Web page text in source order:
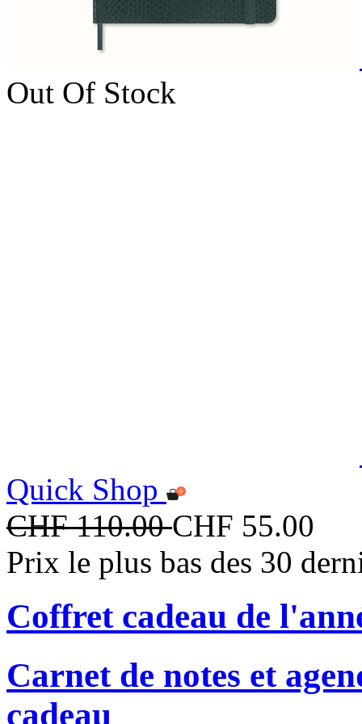
Out Of Stock
Quick Shop
CHF 110.00CHF 55.00
Prix le plus bas des 30
Coffret cadeau de
Carnet de notes et
cadeau